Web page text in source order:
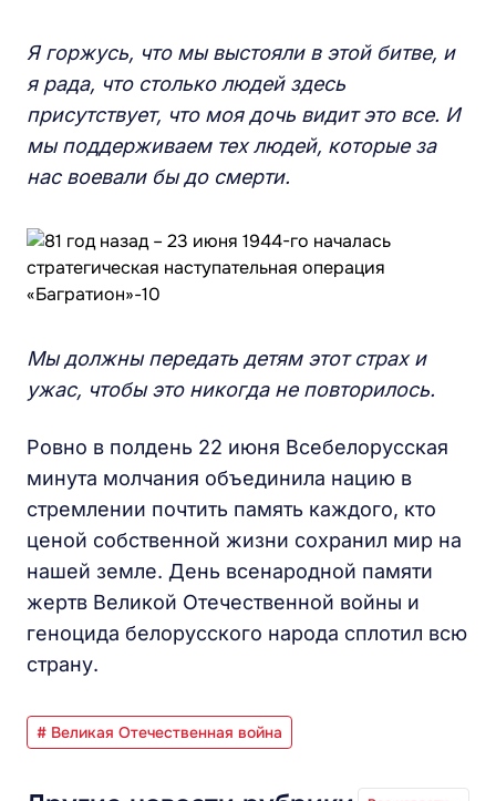
Я горжусь, что мы выстояли в этой битве, и
я рада, что столько людей здесь
присутствует, что моя дочь видит это все. И
мы поддерживаем тех людей, которые за
нас воевали бы до смерти.
Мы должны передать детям этот страх и
ужас, чтобы это никогда не повторилось.
Ровно в полдень 22 июня Всебелорусская
минута молчания объединила нацию в
стремлении почтить память каждого, кто
ценой собственной жизни сохранил мир на
нашей земле. День всенародной памяти
жертв Великой Отечественной войны и
геноцида белорусского народа сплотил всю
страну.
# Великая Отечественная война